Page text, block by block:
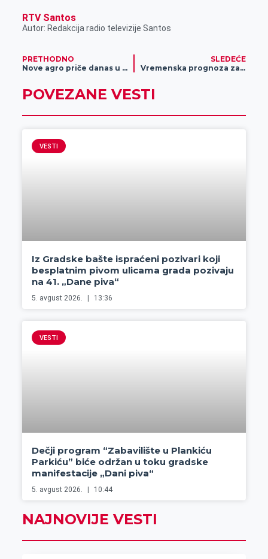
RTV Santos
Autor: Redakcija radio televizije Santos
PRETHODNO
Nove agro priče danas u “ Agročasu“
SLEDEĆE
Vremenska prognoza za 31.mart
POVEZANE VESTI
VESTI
Iz Gradske bašte ispraćeni pozivari koji
besplatnim pivom ulicama grada pozivaju
na 41. „Dane piva“
5. avgust 2026. 13:36
VESTI
Dečji program “Zabavilište u Plankiću
Parkiću” biće održan u toku gradske
manifestacije „Dani piva“
5. avgust 2026. 10:44
NAJNOVIJE VESTI